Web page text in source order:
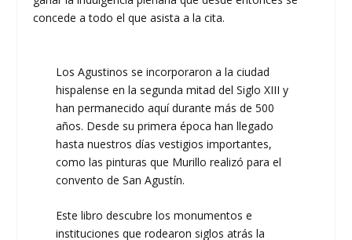
concede a todo el que asista a la cita.
Los Agustinos se incorporaron a la ciudad
hispalense en la segunda mitad del Siglo XIII y
han permanecido aquí durante más de 500
años. Desde su primera época han llegado
hasta nuestros días vestigios importantes,
como las pinturas que Murillo realizó para el
convento de San Agustín.
Este libro descubre los monumentos e
instituciones que rodearon siglos atrás la